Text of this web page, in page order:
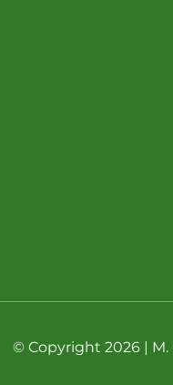
© Copyright 2026 | M.